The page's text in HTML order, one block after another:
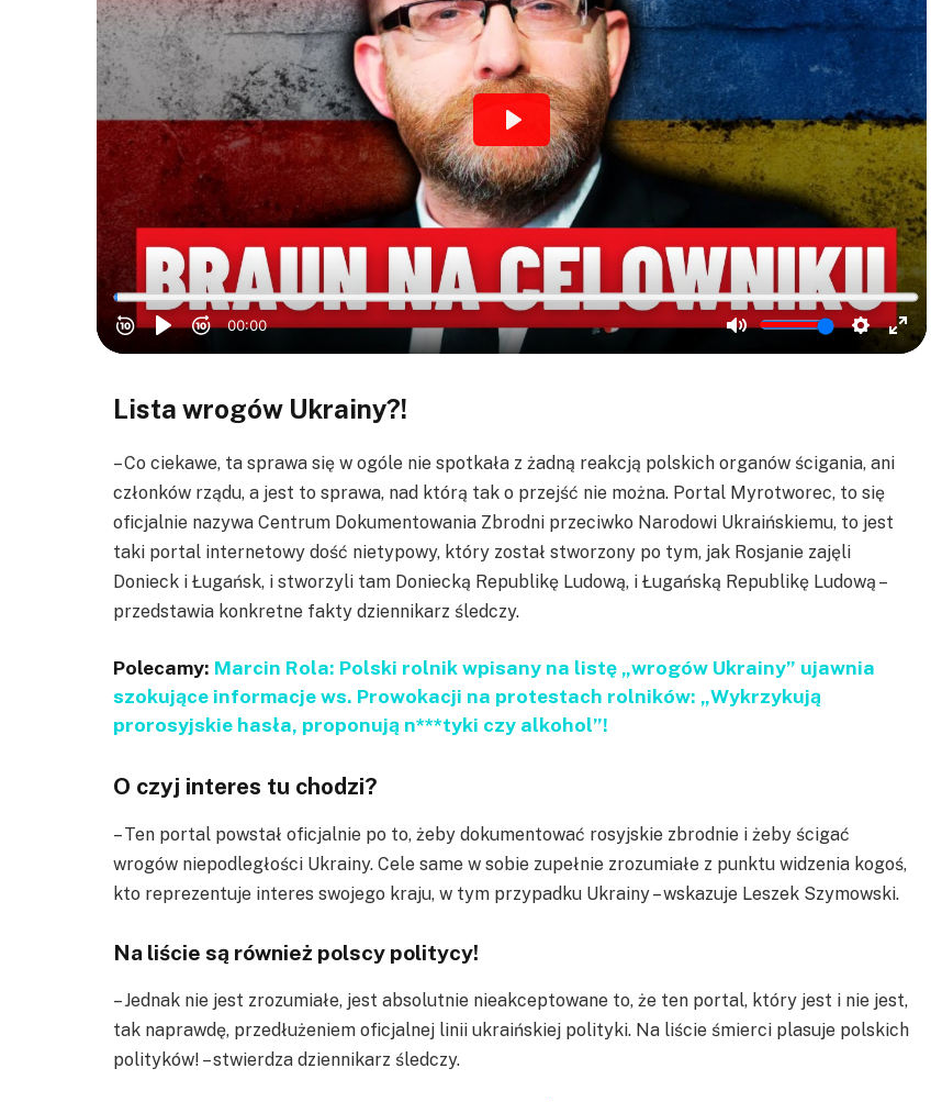
Lista wrogów Ukrainy?!
– Co ciekawe, ta sprawa się w ogóle nie spotkała z żadną reakcją polskich organów ścigania, ani
członków rządu, a jest to sprawa, nad którą tak o przejść nie można. Portal Myrotworec, to się
oficjalnie nazywa Centrum Dokumentowania Zbrodni przeciwko Narodowi Ukraińskiemu, to jest
taki portal internetowy dość nietypowy, który został stworzony po tym, jak Rosjanie zajęli
Donieck i Ługańsk, i stworzyli tam Doniecką Republikę Ludową, i Ługańską Republikę Ludową –
przedstawia konkretne fakty dziennikarz śledczy.
Polecamy: Marcin Rola: Polski rolnik wpisany na listę „wrogów Ukrainy” ujawnia
szokujące informacje ws. Prowokacji na protestach rolników: „Wykrzykują
prorosyjskie hasła, proponują n***tyki czy alkohol”!
O czyj interes tu chodzi?
– Ten portal powstał oficjalnie po to, żeby dokumentować rosyjskie zbrodnie i żeby ścigać
wrogów niepodległości Ukrainy. Cele same w sobie zupełnie zrozumiałe z punktu widzenia kogoś,
kto reprezentuje interes swojego kraju, w tym przypadku Ukrainy – wskazuje Leszek Szymowski.
Na liście są również polscy politycy!
– Jednak nie jest zrozumiałe, jest absolutnie nieakceptowane to, że ten portal, który jest i nie jest,
tak naprawdę, przedłużeniem oficjalnej linii ukraińskiej polityki. Na liście śmierci plasuje polskich
polityków! – stwierdza dziennikarz śledczy.